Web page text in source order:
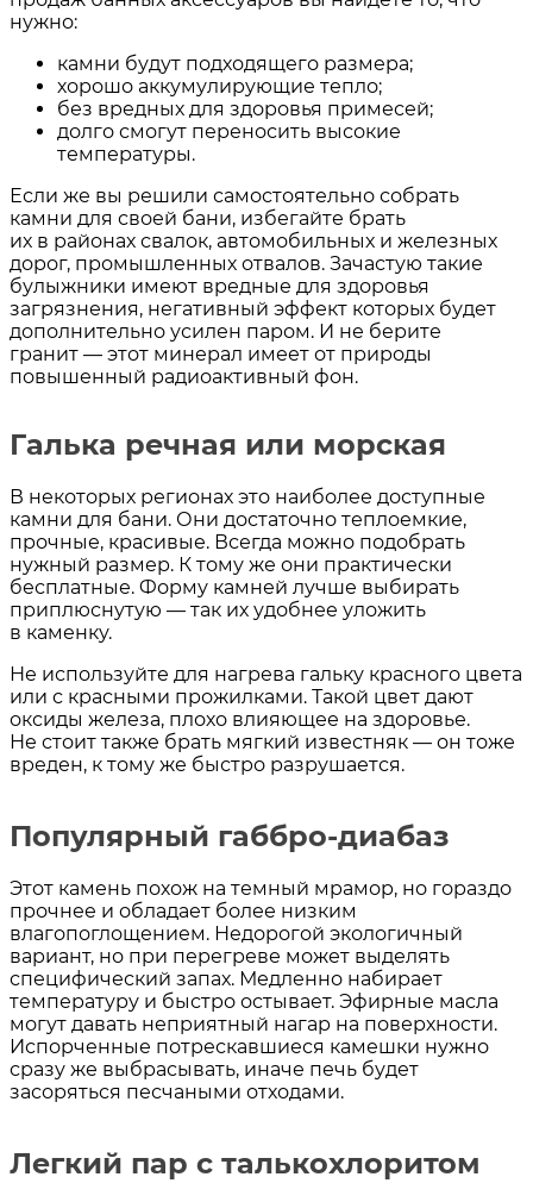
нужно:
камни будут подходящего размера;
хорошо аккумулирующие тепло;
без вредных для здоровья примесей;
долго смогут переносить высокие
температуры.
Если же вы решили самостоятельно собрать
камни для своей бани, избегайте брать
их в районах свалок, автомобильных и железных
дорог, промышленных отвалов. Зачастую такие
булыжники имеют вредные для здоровья
загрязнения, негативный эффект которых будет
дополнительно усилен паром. И не берите
гранит — этот минерал имеет от природы
повышенный радиоактивный фон.
Галька речная или морская
В некоторых регионах это наиболее доступные
камни для бани. Они достаточно теплоемкие,
прочные, красивые. Всегда можно подобрать
нужный размер. К тому же они практически
бесплатные. Форму камней лучше выбирать
приплюснутую — так их удобнее уложить
в каменку.
Не используйте для нагрева гальку красного цвета
или с красными прожилками. Такой цвет дают
оксиды железа, плохо влияющее на здоровье.
Не стоит также брать мягкий известняк — он тоже
вреден, к тому же быстро разрушается.
Популярный габбро-диабаз
Этот камень похож на темный мрамор, но гораздо
прочнее и обладает более низким
влагопоглощением. Недорогой экологичный
вариант, но при перегреве может выделять
специфический запах. Медленно набирает
температуру и быстро остывает. Эфирные масла
могут давать неприятный нагар на поверхности.
Испорченные потрескавшиеся камешки нужно
сразу же выбрасывать, иначе печь будет
засоряться песчаными отходами.
Легкий пар с талькохлоритом